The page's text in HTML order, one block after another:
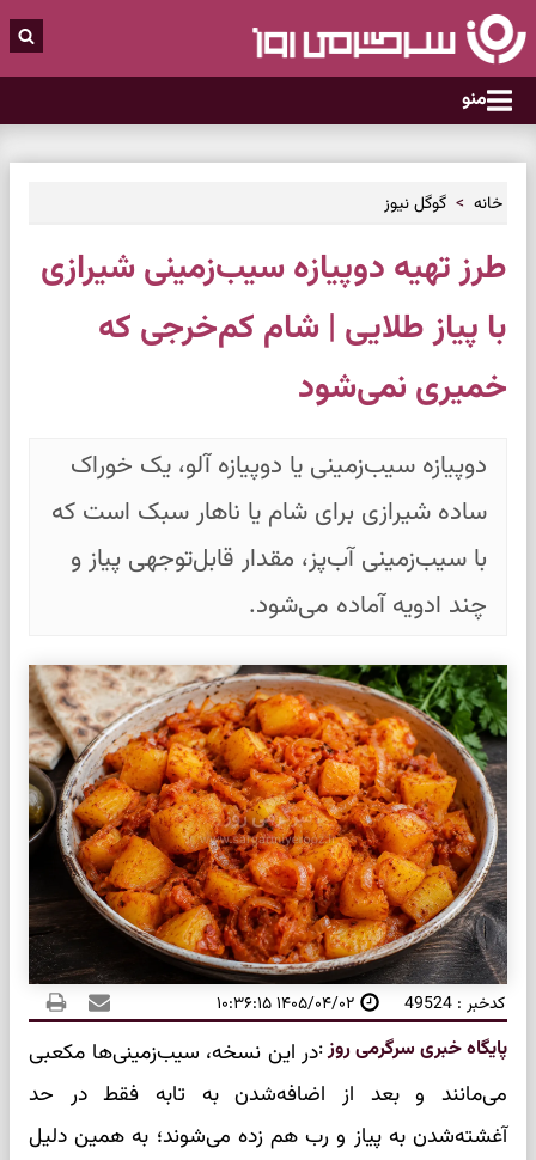
منو
خانه گوگل نیوز
طرز تهیه دوپیازه سیب‌زمینی شیرازی
با پیاز طلایی | شام کم‌خرجی که
خمیری نمی‌شود
دوپیازه سیب‌زمینی یا دوپیازه آلو، یک خوراک
ساده شیرازی برای شام یا ناهار سبک است که
با سیب‌زمینی آب‌پز، مقدار قابل‌توجهی پیاز و
چند ادویه آماده می‌شود.
کدخبر : 49524 ۱۴۰۵/۰۴/۰۲ ۱۰:۳۶:۱۵
پایگاه خبری سرگرمی روز:در این نسخه، سیب‌زمینی‌ها مکعبی
می‌مانند و بعد از اضافه‌شدن به تابه فقط در حد
آغشته‌شدن به پیاز و رب هم زده می‌شوند؛ به همین دلیل